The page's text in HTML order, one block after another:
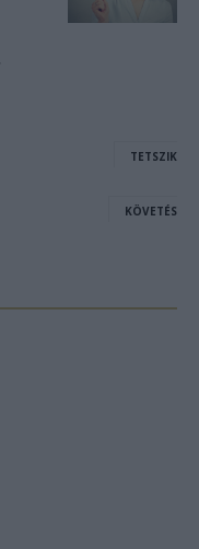
TETSZIK
KÖVETÉS